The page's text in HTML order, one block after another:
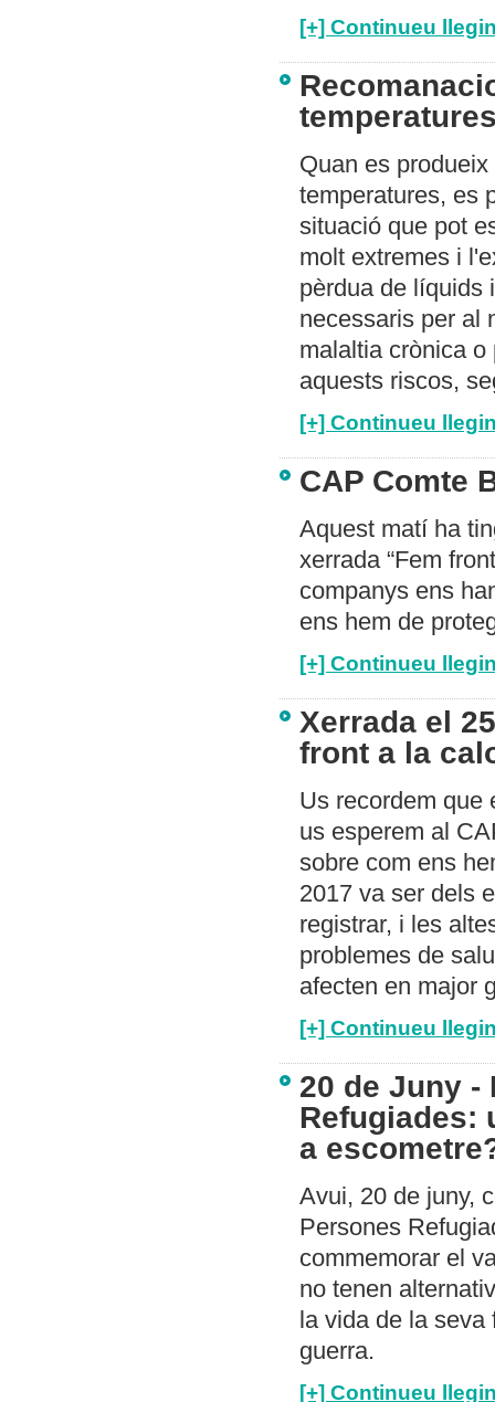
[+] Continueu
Quan es
temperatures, es
situació que pot
molt extremes i
pèrdua de líquids
necessaris per al
malaltia crònica
aquests riscos,
[+] Continueu
CAP Comte
Aquest matí ha
xerrada “Fem
companys ens
ens hem de
[+] Continueu
Xerrada el
front a la
Us recordem que
us esperem al
sobre com ens
2017 va ser dels
registrar, i les
problemes de
afecten en major
[+] Continueu
20 de Juny -
Refugiades:
a
Avui, 20 de juny,
Persones
commemorar el
no tenen
la vida de la
guerra.
[+] Continueu